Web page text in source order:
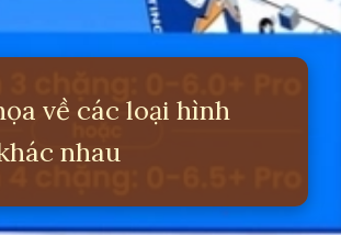
về các loại hình
nhau